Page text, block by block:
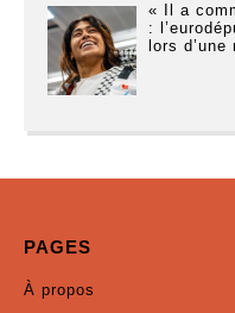
« Il a
:
lors d’une
PAGES
À propos